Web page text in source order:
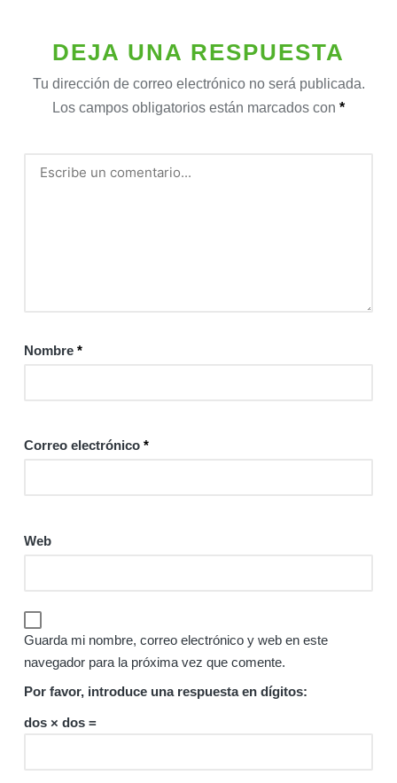
DEJA UNA RESPUESTA
Tu dirección de correo electrónico no será publicada.
Los campos obligatorios están marcados con *
Nombre *
Correo electrónico *
Web
Guarda mi nombre, correo electrónico y web en este
navegador para la próxima vez que comente.
Por favor, introduce una respuesta en dígitos:
dos × dos =